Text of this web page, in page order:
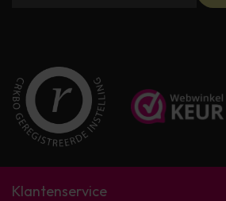
Klantenservice